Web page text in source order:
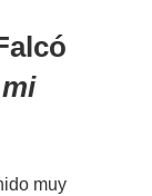
muy